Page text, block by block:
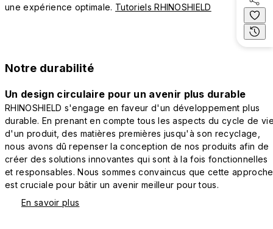
une expérience optimale. Tutoriels RHINOSHIELD
Notre durabilité
Un design circulaire pour un avenir plus durable
RHINOSHIELD s'engage en faveur d'un développement plus
durable. En prenant en compte tous les aspects du cycle de
d'un produit, des matières premières jusqu'à son recyclage,
nous avons dû repenser la conception de nos produits afin de
créer des solutions innovantes qui sont à la fois fonctionnelles
et responsables. Nous sommes convaincus que cette approche
est cruciale pour bâtir un avenir meilleur pour tous.
En savoir plus